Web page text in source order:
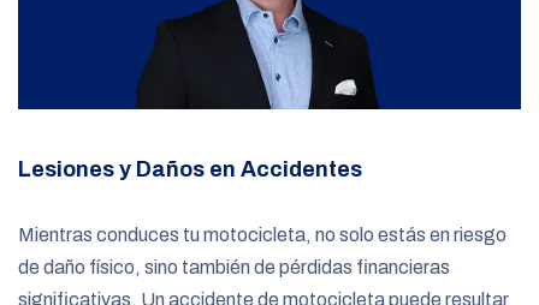
Lesiones y Daños en Accidentes
Mientras conduces tu motocicleta, no solo estás en riesgo
de daño físico, sino también de pérdidas financieras
significativas. Un accidente de motocicleta puede resultar